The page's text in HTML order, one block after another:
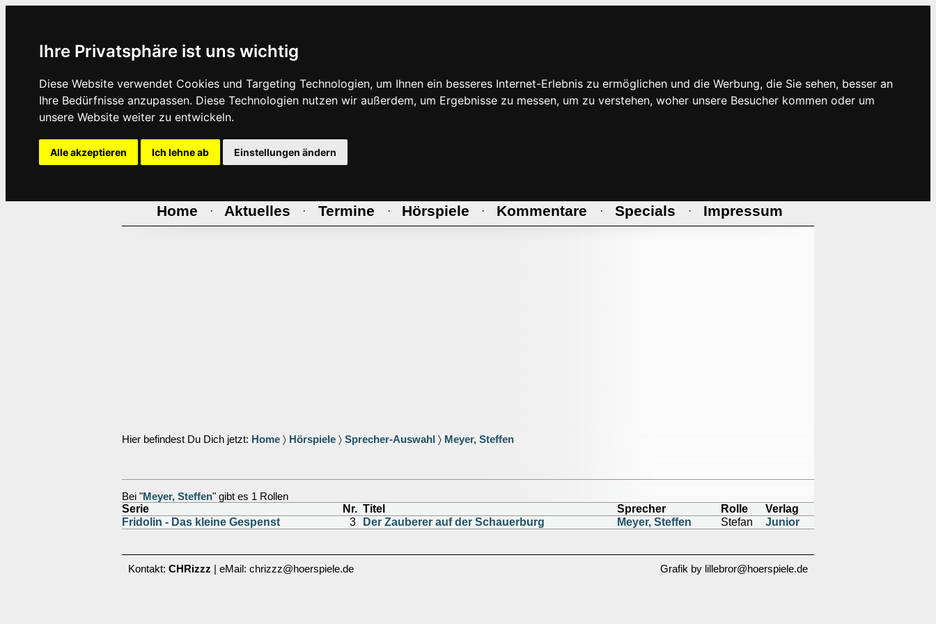
Ihre Privatsphäre ist uns wichtig
Diese Website verwendet Cookies und Targeting Technologien, um Ihnen ein besseres Internet-Erlebnis zu ermöglichen und die Werbung, die Sie sehen, besser an
Ihre Bedürfnisse anzupassen. Diese Technologien nutzen wir außerdem, um Ergebnisse zu messen, um zu verstehen, woher unsere Besucher kommen oder um
unsere Website weiter zu entwickeln.
Alle akzeptieren Ich lehne ab Einstellungen ändern
Home · Aktuelles · Termine · Hörspiele · Kommentare · Specials · Impressum
Hier befindest Du Dich jetzt: Home 〉 Hörspiele 〉 Sprecher-Auswahl 〉 Meyer, Steffen
Bei "Meyer, Steffen" gibt es 1 Rollen
Serie Nr. Titel Sprecher Rolle
Verlag
Fridolin - Das kleine Gespenst
3 Der Zauberer auf der Schauerburg Meyer, Steffen Stefan Junior
Kontakt: CHRizzz | eMail: chrizzz@hoerspiele.de Grafik by lillebror@hoerspiele.de